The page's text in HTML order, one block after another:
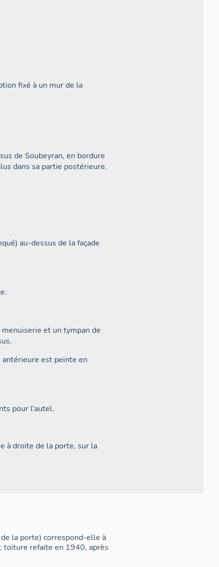
fixé à un mur de la
de Soubeyran, en bordure
dans sa partie postérieure.
au-dessus de la façade
et un tympan de
antérieure est peinte en
pour l'autel.
à droite de la porte, sur la
la porte) correspond-elle à
toiture refaite en 1940, après